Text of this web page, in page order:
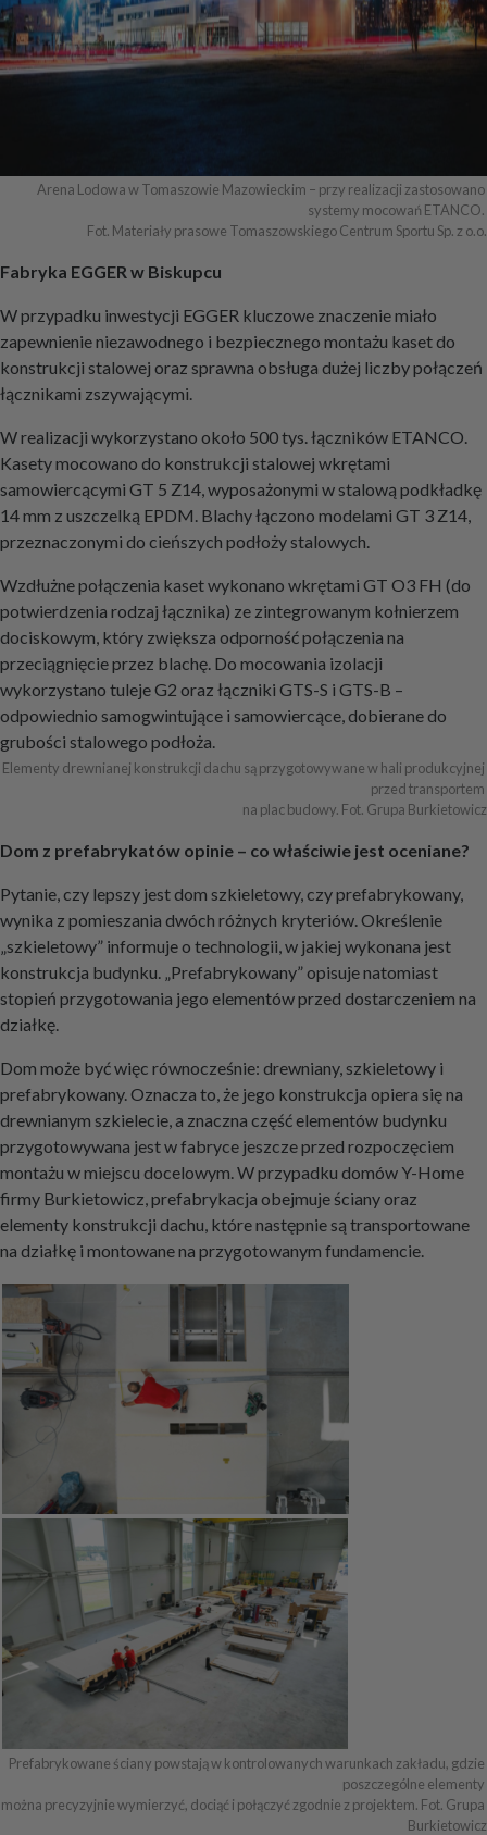
Arena Lodowa w Tomaszowie Mazowieckim – przy realizacji zastosowano
systemy mocowań ETANCO.
Fot. Materiały prasowe Tomaszowskiego Centrum Sportu Sp. z o.o.
Fabryka EGGER w Biskupcu
W przypadku inwestycji EGGER kluczowe znaczenie miało
zapewnienie niezawodnego i bezpiecznego montażu kaset do
konstrukcji stalowej oraz sprawna obsługa dużej liczby połączeń
łącznikami zszywającymi.
W realizacji wykorzystano około 500 tys. łączników ETANCO.
Kasety mocowano do konstrukcji stalowej wkrętami
samowiercącymi GT 5 Z14, wyposażonymi w stalową podkładkę
14 mm z uszczelką EPDM. Blachy łączono modelami GT 3 Z14,
przeznaczonymi do cieńszych podłoży stalowych.
Wzdłużne połączenia kaset wykonano wkrętami GT O3 FH (do
potwierdzenia rodzaj łącznika) ze zintegrowanym kołnierzem
dociskowym, który zwiększa odporność połączenia na
przeciągnięcie przez blachę. Do mocowania izolacji
wykorzystano tuleje G2 oraz łączniki GTS-S i GTS-B –
odpowiednio samogwintujące i samowiercące, dobierane do
grubości stalowego podłoża.
Elementy drewnianej konstrukcji dachu są przygotowywane w hali produkcyjnej
przed transportem
na plac budowy. Fot. Grupa Burkietowicz
Dom z prefabrykatów opinie – co właściwie jest oceniane?
Pytanie, czy lepszy jest dom szkieletowy, czy prefabrykowany,
wynika z pomieszania dwóch różnych kryteriów. Określenie
„szkieletowy” informuje o technologii, w jakiej wykonana jest
konstrukcja budynku. „Prefabrykowany” opisuje natomiast
stopień przygotowania jego elementów przed dostarczeniem na
działkę.
Dom może być więc równocześnie: drewniany, szkieletowy i
prefabrykowany. Oznacza to, że jego konstrukcja opiera się na
drewnianym szkielecie, a znaczna część elementów budynku
przygotowywana jest w fabryce jeszcze przed rozpoczęciem
montażu w miejscu docelowym. W przypadku domów Y-Home
firmy Burkietowicz, prefabrykacja obejmuje ściany oraz
elementy konstrukcji dachu, które następnie są transportowane
na działkę i montowane na przygotowanym fundamencie.
Prefabrykowane ściany powstają w kontrolowanych warunkach zakładu, gdzie
poszczególne elementy
można precyzyjnie wymierzyć, dociąć i połączyć zgodnie z projektem. Fot. Grupa
Burkietowicz